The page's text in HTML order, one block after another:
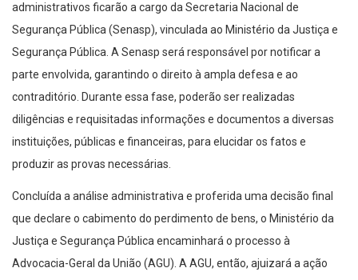
administrativos ficarão a cargo da Secretaria Nacional de
Segurança Pública (Senasp), vinculada ao Ministério da Justiça e
Segurança Pública. A Senasp será responsável por notificar a
parte envolvida, garantindo o direito à ampla defesa e ao
contraditório. Durante essa fase, poderão ser realizadas
diligências e requisitadas informações e documentos a diversas
instituições, públicas e financeiras, para elucidar os fatos e
produzir as provas necessárias.
Concluída a análise administrativa e proferida uma decisão final
que declare o cabimento do perdimento de bens, o Ministério da
Justiça e Segurança Pública encaminhará o processo à
Advocacia-Geral da União (AGU). A AGU, então, ajuizará a ação